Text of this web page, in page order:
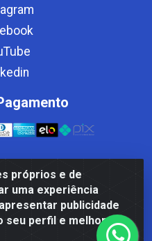
próprios e de
uma experiência
publicidade
seu perfil e melhorar a
Peixoto, 910 - Afonso
- CEP 25.875-000 - CNPJ
0001-83